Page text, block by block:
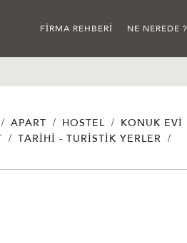
FIRMA REHBERI NE NEREDE ?
/ APART / HOSTEL / KONUK EVI
/ TARIHI - TURISTIK YERLER /